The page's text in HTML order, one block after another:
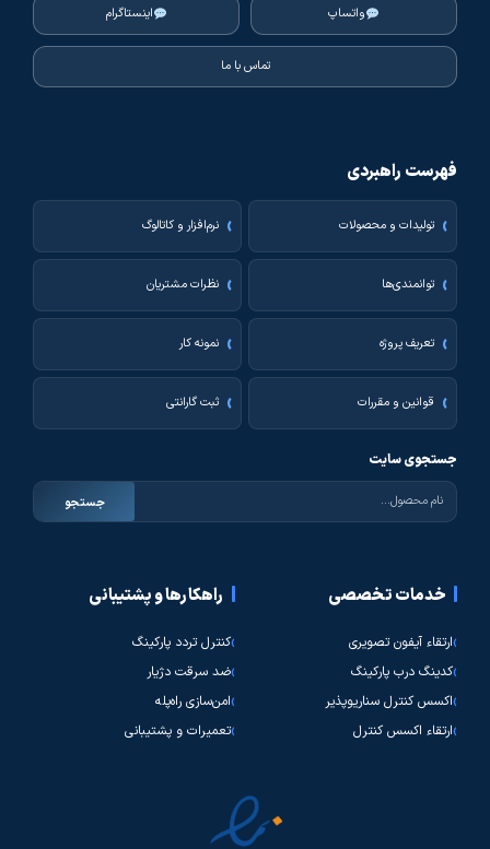
واتساپ اینستاگرام
تماس با ما
فهرست راهبردی
تولیدات و محصولات نرم‌افزار و کاتالوگ
توانمندی‌ها نظرات مشتریان
تعریف پروژه نمونه کار
قوانین و مقررات ثبت گارانتی
جستجوی سایت
جستجو
خدمات تخصصی
ارتقاء آیفون تصویری
کدینگ درب پارکینگ
اکسس کنترل سناریوپذیر
ارتقاء اکسس کنترل
راهکارها و پشتیبانی
کنترل تردد پارکینگ
ضد سرقت دژیار
امن‌سازی راه‌پله
تعمیرات و پشتیبانی